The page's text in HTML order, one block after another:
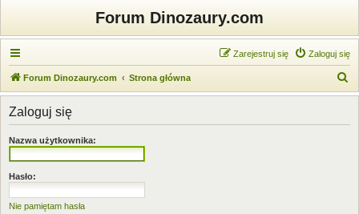
Forum Dinozaury.com
Zaloguj się
Zarejestruj się
Forum Dinozaury.com Strona główna
z
Zaloguj się
Nazwa użytkownika:
Hasło:
Nie pamiętam hasła